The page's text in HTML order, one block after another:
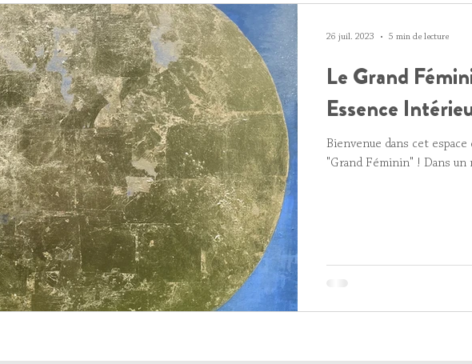
Le Grand
Essence
Bienvenue dans cet
"Grand Féminin" ! Dans
26 juil. 2023 5 min de lecture